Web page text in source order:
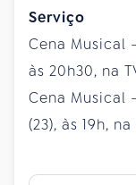
Serviço
Cena Musical
às 20h30, na
Cena Musical
(23), às 19h,